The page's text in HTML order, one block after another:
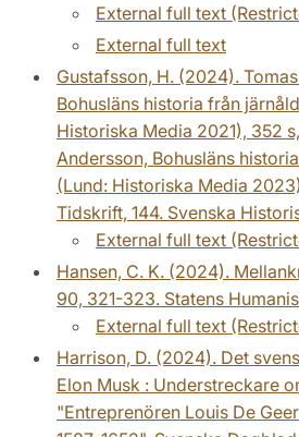
External full text
External full text
Gustafsson, H. (2024).
Bohusläns historia från
Historiska Media 2021), 352
Andersson, Bohusläns
(Lund: Historiska Media
Tidskrift, 144. Svenska
External full text
Hansen, C. K. (2024).
90, 321-323. Statens
External full text
Harrison, D. (2024). Det
Elon Musk : Understreckare
"Entreprenören Louis De